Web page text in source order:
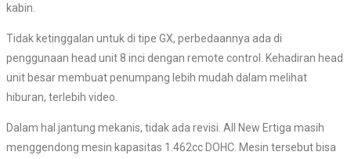
kabin.
Tidak ketinggalan untuk di tipe GX, perbedaannya ada di
penggunaan head unit 8 inci dengan remote control. Kehadiran head
unit besar membuat penumpang lebih mudah dalam melihat
hiburan, terlebih video.
Dalam hal jantung mekanis, tidak ada revisi. All New Ertiga masih
menggendong mesin kapasitas 1.462cc DOHC. Mesin tersebut bisa